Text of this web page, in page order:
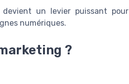
devient un levier puissant pour
numériques.
?